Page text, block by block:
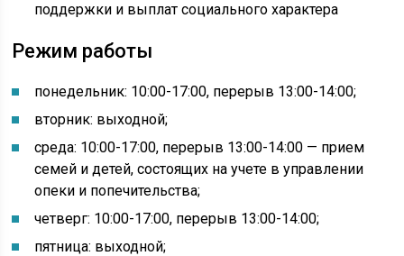
поддержки и выплат социального характера
Режим работы
понедельник: 10:00-17:00, перерыв 13:00-14:00;
вторник: выходной;
среда: 10:00-17:00, перерыв 13:00-14:00 — прием
семей и детей, состоящих на учете в управлении
опеки и попечительства;
четверг: 10:00-17:00, перерыв 13:00-14:00;
пятница: выходной;